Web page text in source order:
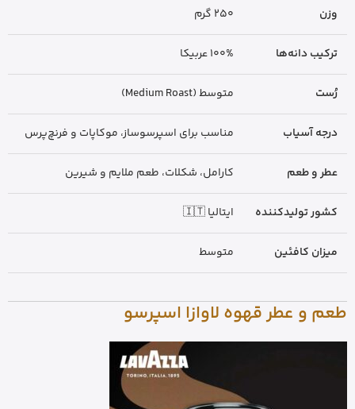
وزن 250 گرم
ترکیب دانه‌ها 100% عربیکا
رُست متوسط (Medium Roast)
درجه آسیاب مناسب برای اسپرسوساز، موکاپات و فرنچ‌پرس
عطر و طعم کارامل، شکلات، طعم ملایم و شیرین
کشور تولیدکننده ایتالیا 🇮🇹
میزان کافئین متوسط
طعم و عطر قهوه لاوازا اسپرسو